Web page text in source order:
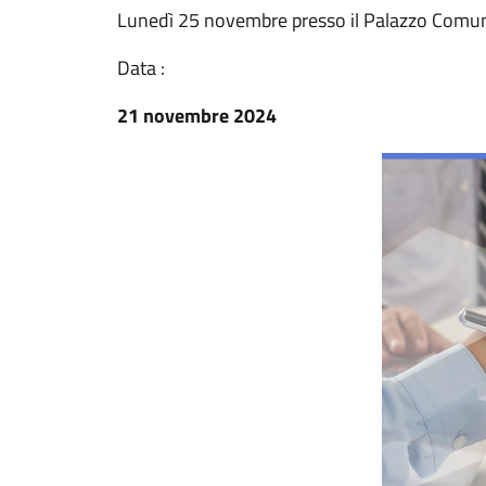
Lunedì 25 novembre presso il Palazzo
Data :
21 novembre 2024